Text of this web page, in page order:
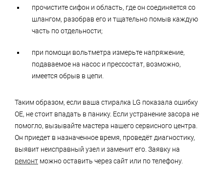
прочистите сифон и область, где он соединяется со
шлангом, разобрав его и тщательно помыв каждую
часть по отдельности;
при помощи вольтметра измерьте напряжение,
подаваемое на насос и прессостат, возможно,
имеется обрыв в цепи.
Таким образом, если ваша стиралка LG показала ошибку
ОЕ, не стоит впадать в панику. Если устранение засора не
помогло, вызывайте мастера нашего сервисного центра.
Он приедет в назначенное время, проведёт диагностику,
выявит неисправный узел и заменит его. Заявку на
ремонт можно оставить через сайт или по телефону.